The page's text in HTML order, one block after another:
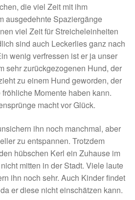
der Adoption
die viel Zeit mit ihm
ausgedehnte Spaziergänge
viel Zeit für Streicheleinheiten
sind auch Leckerlies ganz nach
wenig verfressen ist er ja unser
sehr zurückgezogenen Hund, der
zu einem Hund geworden, der
Momente haben kann.
macht vor Glück.
ihn noch manchmal, aber
zu entspannen. Trotzdem
hübschen Kerl ein Zuhause im
mitten in der Stadt. Viele laute
ihn noch sehr. Auch Kinder findet
er diese nicht einschätzen kann.